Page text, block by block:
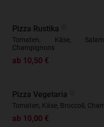
Pizza Rustika
Tomaten, Käse,
Champignons
ab 10,50 €
Pizza Vegetaria
Tomaten, Käse, Broccoli,
ab 10,00 €